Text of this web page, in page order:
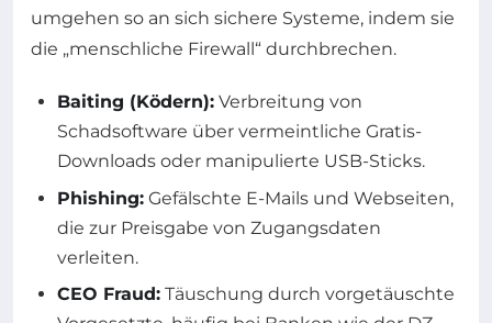
umgehen so an sich sichere Systeme, indem sie
die „menschliche Firewall“ durchbrechen.
Baiting (Ködern): Verbreitung von
Schadsoftware über vermeintliche Gratis-
Downloads oder manipulierte USB-Sticks.
Phishing: Gefälschte E-Mails und Webseiten,
die zur Preisgabe von Zugangsdaten
verleiten.
CEO Fraud: Täuschung durch vorgetäuschte